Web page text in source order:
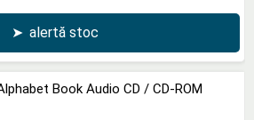
➤ alertă stoc